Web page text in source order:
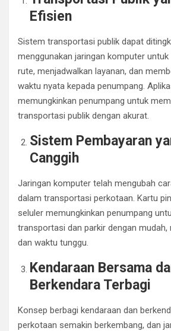
Efisien
Sistem transportasi publik dapat
menggunakan jaringan komputer
rute, menjadwalkan layanan, dan
waktu nyata kepada penumpang.
memungkinkan penumpang untuk
transportasi publik dengan akurat.
Sistem Pembayaran
Canggih
Jaringan komputer telah mengubah
dalam transportasi perkotaan. Kartu
seluler memungkinkan penumpang
transportasi dan parkir dengan mudah,
dan waktu tunggu.
Kendaraan Bersama
Berkendara Terbagi
Konsep berbagi kendaraan dan
perkotaan semakin berkembang, dan